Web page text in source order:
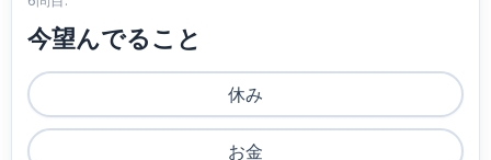
今望んでること
休み
お金